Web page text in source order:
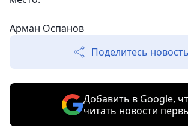
Арман Оспанов
Поделитесь
Добавить в Google,
читать новости